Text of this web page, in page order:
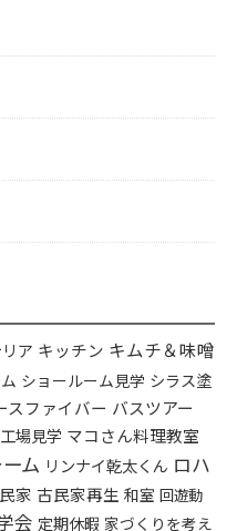
ア キッチン キムチ＆味噌
ショールーム見学 シラス塗
スファイバー バスツアー
場見学 マコさん料理教室
ム リンナイ乾太くん ロハ
家 古民家再生 和室 回遊動
会 定期休暇 家づくりを考え